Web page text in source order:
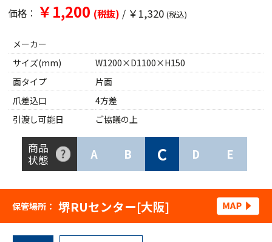
価格： ￥1,200 (税抜) / ￥1,320 (税込)
メーカー
サイズ(mm)
W1200×D1100×H150
面タイプ
片面
爪差込口
4方差
引渡し可能日
ご協議の上
商品
状態
A B C D E
保管場所： 堺RUセンター[大阪]